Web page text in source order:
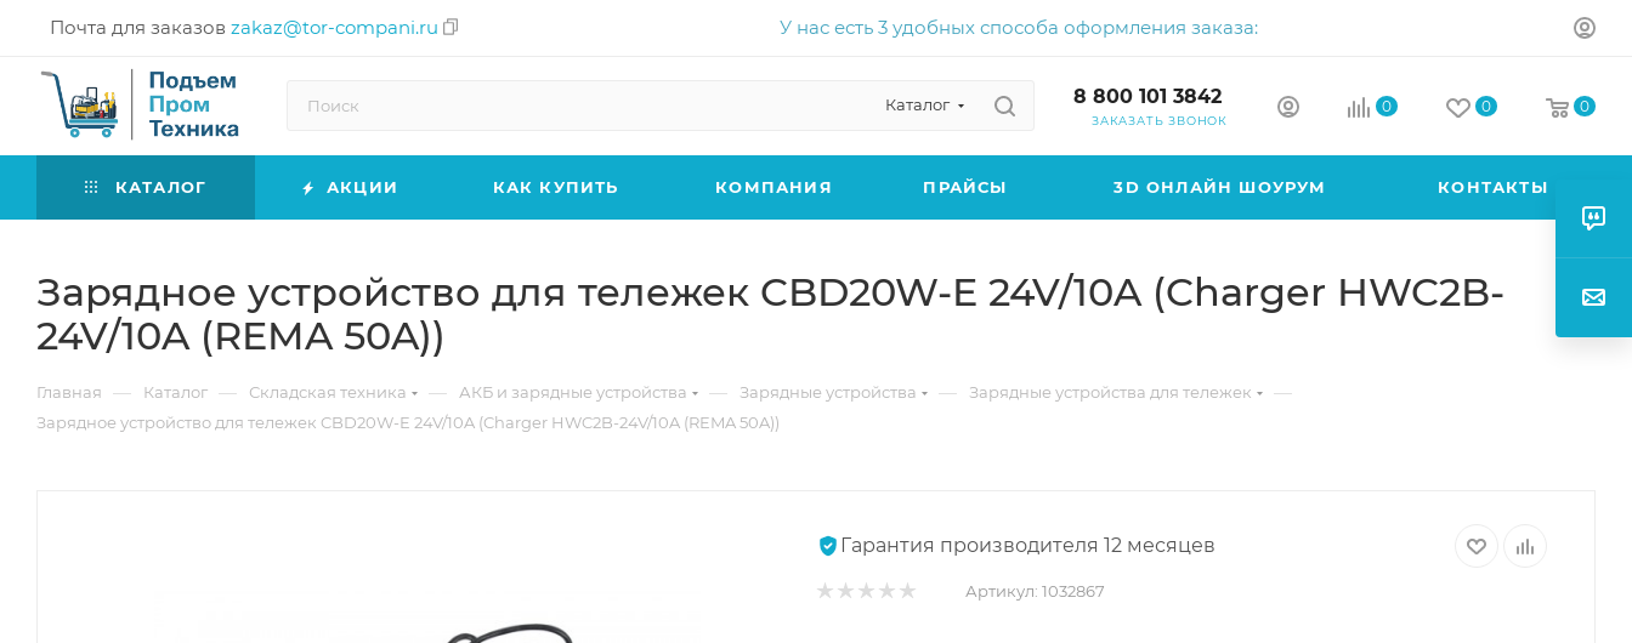
Почта для заказов zakaz@tor-compani.ru У нас есть 3 удобных способа оформления заказа:
Каталог 8 800 101 3842
ЗАКАЗАТЬ ЗВОНОК
0 0 0
КАТАЛОГ АКЦИИ КАК КУПИТЬ КОМПАНИЯ ПРАЙСЫ 3D ОНЛАЙН ШОУРУМ КОНТАКТЫ
Зарядное устройство для тележек CBD20W-E 24V/10A (Charger HWC2B-
24V/10A (REMA 50A))
Главная — Каталог — Складская техника — АКБ и зарядные устройства — Зарядные устройства — Зарядные устройства для тележек —
Зарядное устройство для тележек CBD20W-E 24V/10A (Charger HWC2B-24V/10A (REMA 50A))
Гарантия производителя 12 месяцев
Артикул: 1032867